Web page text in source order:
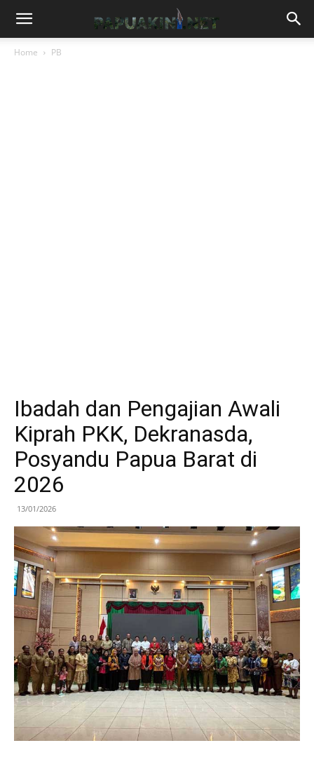
Home PB
Ibadah dan Pengajian Awali
Kiprah PKK, Dekranasda,
Posyandu Papua Barat di
2026
13/01/2026